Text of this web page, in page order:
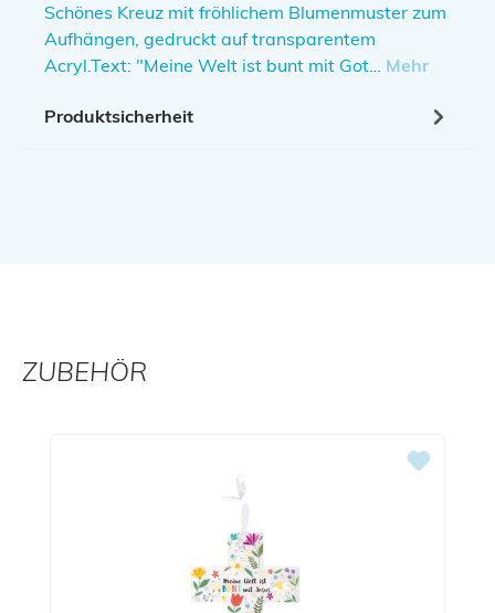
Schönes Kreuz mit fröhlichem Blumenmuster zum
Aufhängen, gedruckt auf transparentem
Acryl.Text: "Meine Welt ist bunt mit Got… Mehr
Produktsicherheit
ZUBEHÖR